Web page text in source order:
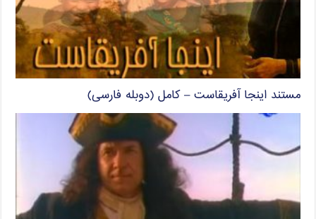
مستند اینجا آفریقاست – کامل (دوبله فارسی)